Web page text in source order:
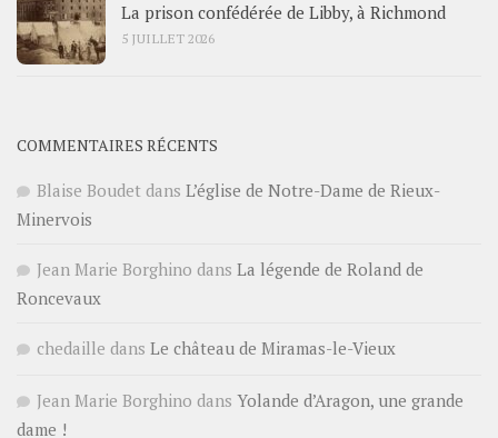
La prison confédérée de Libby, à Richmond
5 JUILLET 2026
COMMENTAIRES RÉCENTS
Blaise Boudet dans L’église de Notre-Dame de Rieux-
Minervois
Jean Marie Borghino dans La légende de Roland de
Roncevaux
chedaille dans Le château de Miramas-le-Vieux
Jean Marie Borghino dans Yolande d’Aragon, une grande
dame !